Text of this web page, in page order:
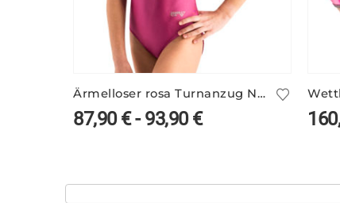
Ärmelloser rosa Turnanzug NAU/5
87,90€-93,90€